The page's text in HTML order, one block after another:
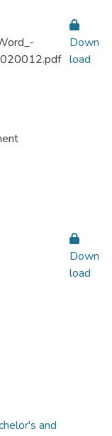
Down
load
Down
load
and